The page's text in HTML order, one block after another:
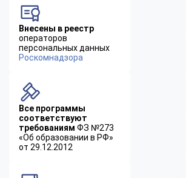
Внесены в реестр
операторов
персональных данных
Роскомнадзора
Все программы
соответствуют
требованиям ФЗ №273
«Об образовании в РФ»
от 29.12.2012